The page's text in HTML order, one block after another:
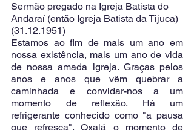
Sermão pregado na Igreja Batista do
Andaraí (então Igreja Batista da Tijuca)
(31.12.1951)
Estamos ao fim de mais um ano em
nossa existência, mais um ano de vida
de nossa amada igreja. Graças pelos
anos e anos que vêm quebrar a
caminhada e convidar-nos a um
momento de reflexão. Há um
refrigerante conhecido como "a pausa
que refresca". Oxalá o momento de